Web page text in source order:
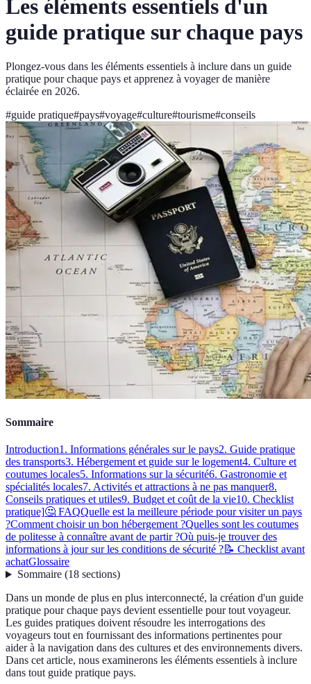
Les éléments essentiels d'un
guide pratique sur chaque pays
Plongez-vous dans les éléments essentiels à inclure dans un guide
pratique pour chaque pays et apprenez à voyager de manière
éclairée en 2026.
#guide pratique#pays#voyage#culture#tourisme#conseils
Sommaire
Introduction1. Informations générales sur le pays2. Guide pratique
des transports3. Hébergement et guide sur le logement4. Culture et
coutumes locales5. Informations sur la sécurité6. Gastronomie et
spécialités locales7. Activités et attractions à ne pas manquer8.
Conseils pratiques et utiles9. Budget et coût de la vie10. Checklist
pratique]🤔 FAQQuelle est la meilleure période pour visiter un pays
?Comment choisir un bon hébergement ?Quelles sont les coutumes
de politesse à connaître avant de partir ?Où puis-je trouver des
informations à jour sur les conditions de sécurité ?📝 Checklist avant
achatGlossaire
Sommaire(18 sections)
Dans un monde de plus en plus interconnecté, la création d'un guide
pratique pour chaque pays devient essentielle pour tout voyageur.
Les guides pratiques doivent résoudre les interrogations des
voyageurs tout en fournissant des informations pertinentes pour
aider à la navigation dans des cultures et des environnements divers.
Dans cet article, nous examinerons les éléments essentiels à inclure
dans tout guide pratique pays.